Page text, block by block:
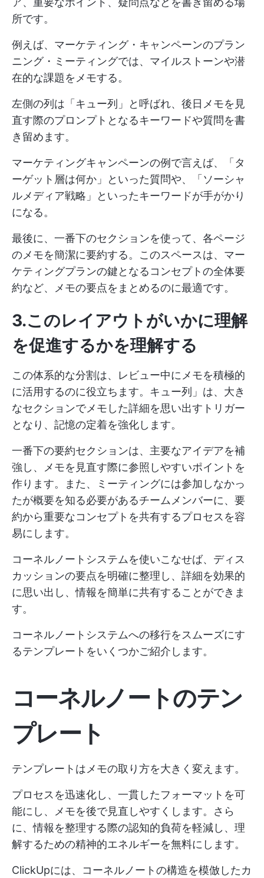
所です。
例えば、マーケティング・キャンペーンのプラン
ニング・ミーティングでは、マイルストーンや潜
在的な課題をメモする。
左側の列は「キュー列」と呼ばれ、後日メモを見
直す際のプロンプトとなるキーワードや質問を書
き留めます。
マーケティングキャンペーンの例で言えば、「タ
ーゲット層は何か」といった質問や、「ソーシャ
ルメディア戦略」といったキーワードが手がかり
になる。
最後に、一番下のセクションを使って、各ページ
のメモを簡潔に要約する。このスペースは、マー
ケティングプランの鍵となるコンセプトの全体要
約など、メモの要点をまとめるのに最適です。
3.このレイアウトがいかに理解
を促進するかを理解する
この体系的な分割は、レビュー中にメモを積極的
に活用するのに役立ちます。キュー列」は、大き
なセクションでメモした詳細を思い出すトリガー
となり、記憶の定着を強化します。
一番下の要約セクションは、主要なアイデアを補
強し、メモを見直す際に参照しやすいポイントを
作ります。また、ミーティングには参加しなかっ
たが概要を知る必要があるチームメンバーに、要
約から重要なコンセプトを共有するプロセスを容
易にします。
コーネルノートシステムを使いこなせば、ディス
カッションの要点を明確に整理し、詳細を効果的
に思い出し、情報を簡単に共有することができま
す。
コーネルノートシステムへの移行をスムーズにす
るテンプレートをいくつかご紹介します。
コーネルノートのテン
プレート
テンプレートはメモの取り方を大きく変えます。
プロセスを迅速化し、一貫したフォーマットを可
能にし、メモを後で見直しやすくします。さら
に、情報を整理する際の認知的負荷を軽減し、理
解するための精神的エネルギーを無料にします。
ClickUpには、コーネルノートの構造を模倣したカ